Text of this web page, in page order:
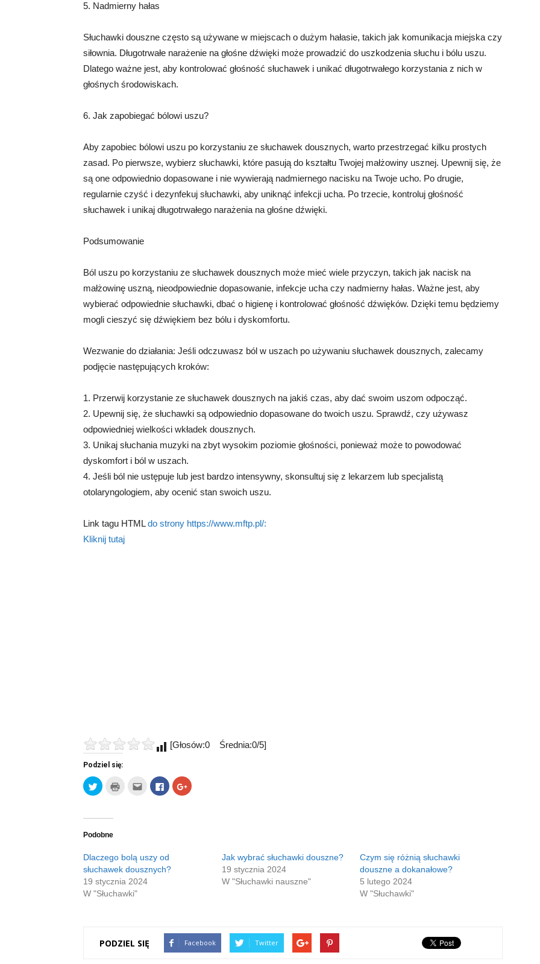
5. Nadmierny hałas
Słuchawki douszne często są używane w miejscach o dużym hałasie, takich jak komunikacja miejska czy
siłownia. Długotrwałe narażenie na głośne dźwięki może prowadzić do uszkodzenia słuchu i bólu uszu.
Dlatego ważne jest, aby kontrolować głośność słuchawek i unikać długotrwałego korzystania z nich w
głośnych środowiskach.
6. Jak zapobiegać bólowi uszu?
Aby zapobiec bólowi uszu po korzystaniu ze słuchawek dousznych, warto przestrzegać kilku prostych
zasad. Po pierwsze, wybierz słuchawki, które pasują do kształtu Twojej małżowiny usznej. Upewnij się, że
są one odpowiednio dopasowane i nie wywierają nadmiernego nacisku na Twoje ucho. Po drugie,
regularnie czyść i dezynfekuj słuchawki, aby uniknąć infekcji ucha. Po trzecie, kontroluj głośność
słuchawek i unikaj długotrwałego narażenia na głośne dźwięki.
Podsumowanie
Ból uszu po korzystaniu ze słuchawek dousznych może mieć wiele przyczyn, takich jak nacisk na
małżowinę uszną, nieodpowiednie dopasowanie, infekcje ucha czy nadmierny hałas. Ważne jest, aby
wybierać odpowiednie słuchawki, dbać o higienę i kontrolować głośność dźwięków. Dzięki temu będziemy
mogli cieszyć się dźwiękiem bez bólu i dyskomfortu.
Wezwanie do działania: Jeśli odczuwasz ból w uszach po używaniu słuchawek dousznych, zalecamy
podjęcie następujących kroków:
1. Przerwij korzystanie ze słuchawek dousznych na jakiś czas, aby dać swoim uszom odpocząć.
2. Upewnij się, że słuchawki są odpowiednio dopasowane do twoich uszu. Sprawdź, czy używasz
odpowiedniej wielkości wkładek dousznych.
3. Unikaj słuchania muzyki na zbyt wysokim poziomie głośności, ponieważ może to powodować
dyskomfort i ból w uszach.
4. Jeśli ból nie ustępuje lub jest bardzo intensywny, skonsultuj się z lekarzem lub specjalistą
otolaryngologiem, aby ocenić stan swoich uszu.
Link tagu HTMLdo strony https://www.mftp.pl/:
Kliknij tutaj
[Głosów:0 Średnia:0/5]
Podziel się:
Udostępnij
na
Twitterze(Otwiera
nowym
Kliknij
wydrukować(Otwiera
Kliknij,
aby
wysłać
w
nowym
oknie)
Click
to
share
Click
to
Podobne
Dlaczego bolą uszy od
słuchawek dousznych?
19 stycznia 2024
W "Słuchawki"
Jak wybrać słuchawki douszne?
19 stycznia 2024
W "Słuchawki nauszne"
Czym się różnią słuchawki
douszne a dokanałowe?
5 lutego 2024
W "Słuchawki"
PODZIEL SIĘ Facebook Twitter